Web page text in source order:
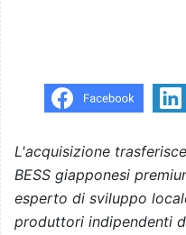
L'acquisizione
BESS giapponesi
esperto di sviluppo
produttori indipendenti